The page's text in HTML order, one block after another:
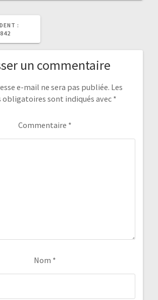
:
un commentaire
e-mail ne sera pas publiée. Les
obligatoires sont indiqués avec *
Commentaire *
Nom *